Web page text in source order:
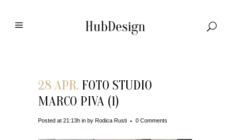
28 APR. FOTO STUDIO
MARCO PIVA (1)
Posted at 21:13h in by Rodica Rusti 0 Comments